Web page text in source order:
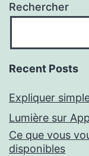
Rechercher
Recent Posts
Expliquer
Lumière sur
Ce que vous
disponibles